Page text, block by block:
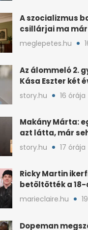
A szocializmus
csillárjai ma
százezreket is
meglepetes.hu
Az álommeló 2.
Kása Eszter két
felmondott
Leventénél
story.hu 16 órája
Makány Márta:
azt látta, már
hívják
story.hu 17 órája
Ricky Martin
betöltötték a
megható üzenet
marieclaire.hu
Dopeman